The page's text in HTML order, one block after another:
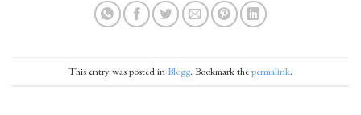
This entry was posted in Blogg. Bookmark thepermalink.